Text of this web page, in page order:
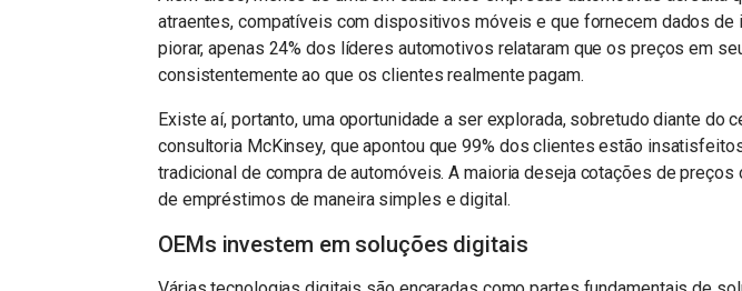
atraentes, compatíveis com dispositivos móveis e que fornecem dados de
piorar, apenas 24% dos líderes automotivos relataram que os preços em
consistentemente ao que os clientes realmente pagam.
Existe aí, portanto, uma oportunidade a ser explorada, sobretudo diante do
consultoria McKinsey, que apontou que 99% dos clientes estão
tradicional de compra de automóveis. A maioria deseja cotações de preços
de empréstimos de maneira simples e digital.
OEMs investem em soluções digitais